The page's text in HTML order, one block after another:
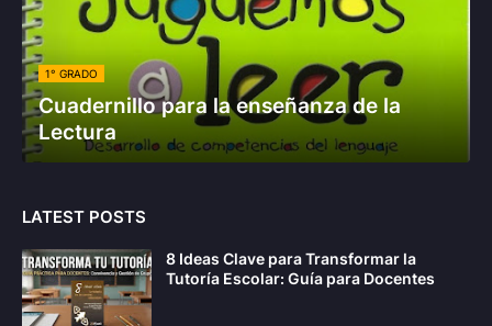
1° GRADO
Cuadernillo para la enseñanza de la
Lectura
LATEST POSTS
8 Ideas Clave para Transformar la
Tutoría Escolar: Guía para Docentes